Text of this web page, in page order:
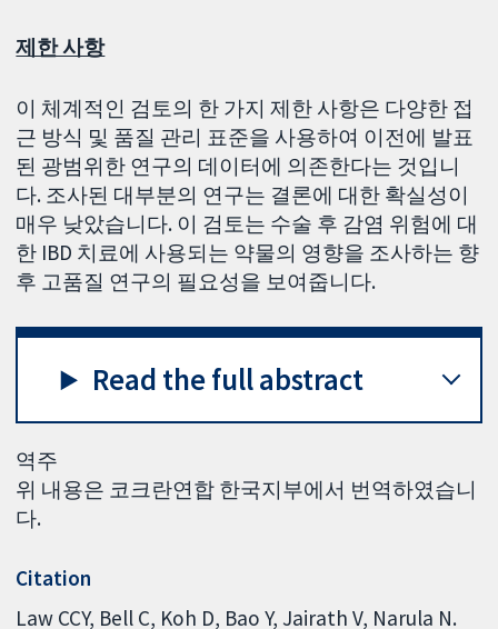
제한 사항
이 체계적인 검토의 한 가지 제한 사항은 다양한 접
근 방식 및 품질 관리 표준을 사용하여 이전에 발표
된 광범위한 연구의 데이터에 의존한다는 것입니
다. 조사된 대부분의 연구는 결론에 대한 확실성이
매우 낮았습니다. 이 검토는 수술 후 감염 위험에 대
한 IBD 치료에 사용되는 약물의 영향을 조사하는 향
후 고품질 연구의 필요성을 보여줍니다.
Read the full abstract
역주
위 내용은 코크란연합 한국지부에서 번역하였습니
다.
Citation
Law CCY, Bell C, Koh D, Bao Y, Jairath V, Narula N.